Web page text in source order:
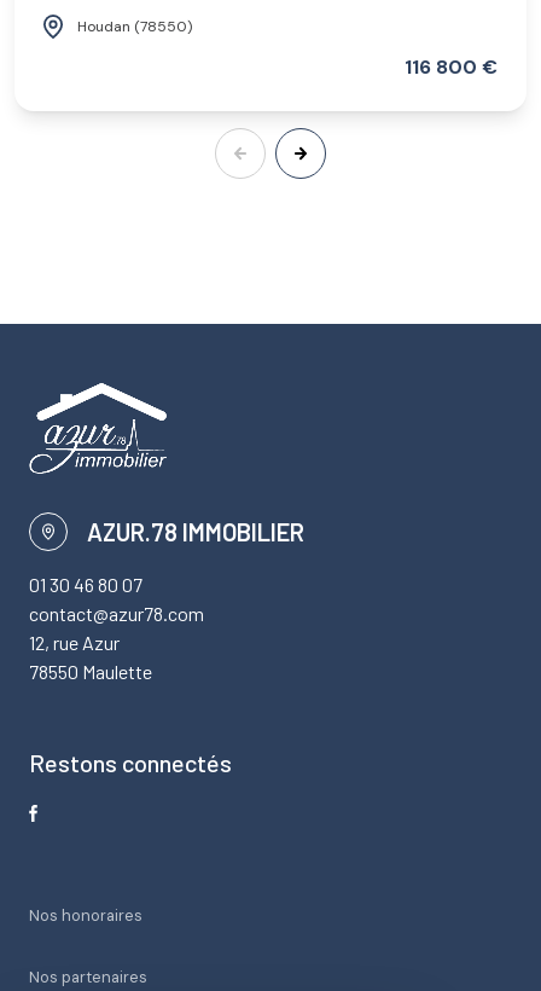
Houdan (78550)
116 800 €
AZUR.78 IMMOBILIER
01 30 46 80 07
contact@azur78.com
12, rue Azur
78550 Maulette
Restons connectés
Nos honoraires
Nos partenaires